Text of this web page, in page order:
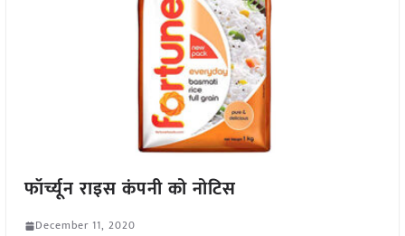
फॉर्च्यून राइस कंपनी को नोटिस
December 11, 2020